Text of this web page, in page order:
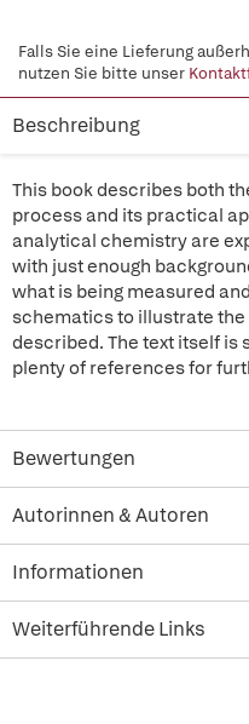
Falls Sie eine Lieferung
nutzen Sie bitte unser
Beschreibung
This book describes both
process and its practical
analytical chemistry are
with just enough
what is being measured
schematics to illustrate
described. The text itself is
plenty of references for
Bewertungen
Autorinnen & Autoren
Informationen
Weiterführende Links